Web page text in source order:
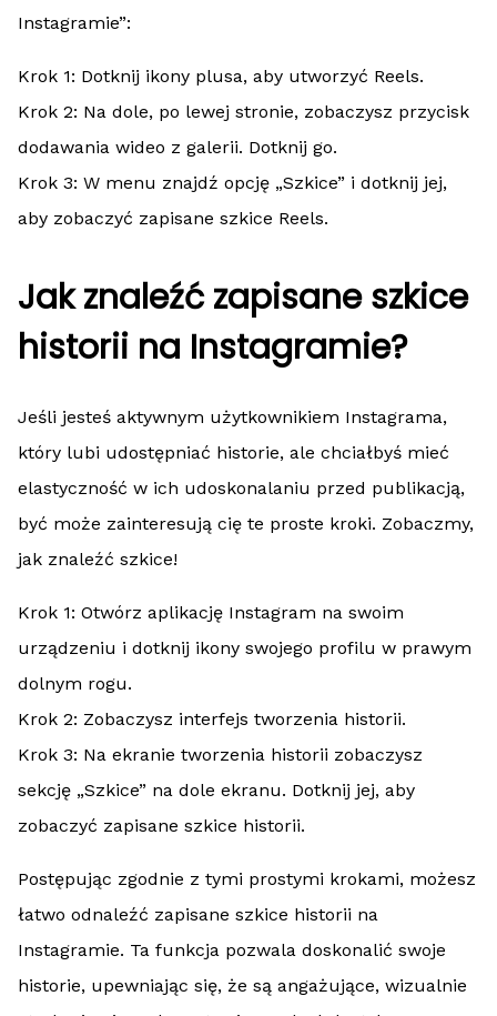
Instagramie”:
Krok 1: Dotknij ikony plusa, aby utworzyć Reels.
Krok 2: Na dole, po lewej stronie, zobaczysz przycisk
dodawania wideo z galerii. Dotknij go.
Krok 3: W menu znajdź opcję „Szkice” i dotknij jej,
aby zobaczyć zapisane szkice Reels.
Jak znaleźć zapisane szkice
historii na Instagramie?
Jeśli jesteś aktywnym użytkownikiem Instagrama,
który lubi udostępniać historie, ale chciałbyś mieć
elastyczność w ich udoskonalaniu przed publikacją,
być może zainteresują cię te proste kroki. Zobaczmy,
jak znaleźć szkice!
Krok 1: Otwórz aplikację Instagram na swoim
urządzeniu i dotknij ikony swojego profilu w prawym
dolnym rogu.
Krok 2: Zobaczysz interfejs tworzenia historii.
Krok 3: Na ekranie tworzenia historii zobaczysz
sekcję „Szkice” na dole ekranu. Dotknij jej, aby
zobaczyć zapisane szkice historii.
Postępując zgodnie z tymi prostymi krokami, możesz
łatwo odnaleźć zapisane szkice historii na
Instagramie. Ta funkcja pozwala doskonalić swoje
historie, upewniając się, że są angażujące, wizualnie